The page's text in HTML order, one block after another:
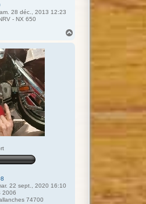
28 déc., 2013 12:23
- NX 650
22 sept., 2020 16:10
2006
74700